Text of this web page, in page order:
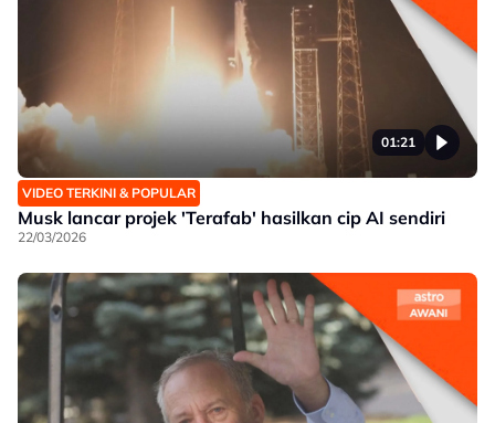
01:21
VIDEO TERKINI & POPULAR
Musk lancar projek 'Terafab' hasilkan cip AI sendiri
22/03/2026